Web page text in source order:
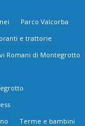
Parco Valcorba
e trattorie
Romani di Montegrotto
Terme e bambini